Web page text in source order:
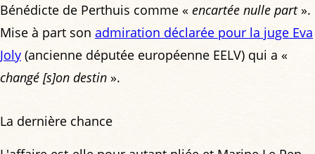
Bénédicte de Perthuis comme « encartée nulle part».
Mise à part son admiration déclarée pour la juge Eva
Joly (ancienne députée européenne EELV) qui a «
changé [s]on destin ».
La dernière chance